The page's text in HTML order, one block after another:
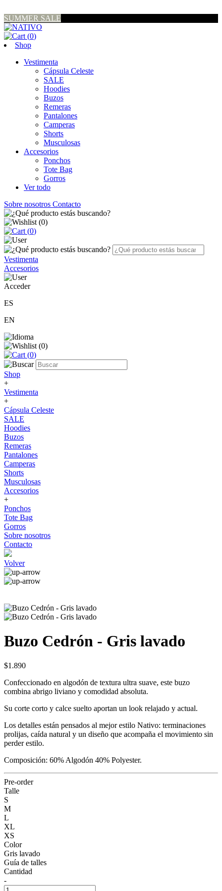
SUMMER SALE
(0)
Shop
Vestimenta
Cápsula Celeste
SALE
Hoodies
Buzos
Remeras
Pantalones
Camperas
Shorts
Musculosas
Accesorios
Ponchos
Tote Bag
Gorros
Ver todo
Sobre nosotros Contacto
(0)
(0)
Vestimenta
Accesorios
Acceder
ES
EN
(0)
(0)
Shop
+
Vestimenta
+
Cápsula Celeste
SALE
Hoodies
Buzos
Remeras
Pantalones
Camperas
Shorts
Musculosas
Accesorios
+
Ponchos
Tote Bag
Gorros
Sobre nosotros
Contacto
Volver
Buzo Cedrón - Gris lavado
$1.890
Confeccionado en algodón de textura ultra suave, este buzo
combina abrigo liviano y comodidad absoluta.
Su corte corto y calce suelto aportan un look relajado y actual.
Los detalles están pensados al mejor estilo Nativo: terminaciones
prolijas, caída natural y un diseño que acompaña el movimiento sin
perder estilo.
Composición: 60% Algodón 40% Polyester.
Pre-order
Talle
S
M
L
XL
XS
Color
Gris lavado
Guía de talles
Cantidad
-